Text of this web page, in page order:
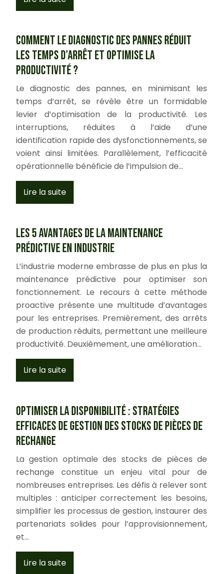
Comment le diagnostic des pannes réduit
les temps d’arrêt et optimise la
productivité ?
Le diagnostic des pannes, en minimisant les
temps d’arrêt, se révèle être un formidable
levier d’optimisation de la productivité. Les
interruptions, réduites à l’aide d’une
identification rapide des dysfonctionnements, se
voient ainsi limitées. Parallèlement, l’efficacité
opérationnelle bénéficie de l’impulsion de…
Lire la suite
Les 5 avantages de la maintenance
prédictive en industrie
L’industrie moderne embrasse de plus en plus la
maintenance prédictive pour optimiser son
fonctionnement. Le recours à cette méthode
proactive présente une multitude d’avantages
pour les entreprises. Premièrement, des arrêts
de production réduits, permettant une meilleure
productivité. Deuxièmement, une amélioration…
Lire la suite
Optimiser la disponibilité : stratégies
efficaces de gestion des stocks de pièces de
rechange
La gestion optimale des stocks de pièces de
rechange constitue un enjeu vital pour de
nombreuses entreprises. Les défis à relever sont
multiples : anticiper correctement les besoins,
simplifier les processus de gestion, instaurer des
partenariats solides pour l’approvisionnement,
et…
Lire la suite